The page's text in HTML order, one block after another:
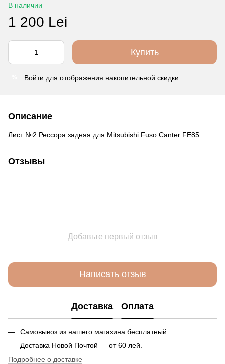
В наличии
1 200 Lei
Купить
Войти для отображения накопительной скидки
Описание
Лист №2 Рессора задняя для Mitsubishi Fuso Canter FE85
Отзывы
Добавьте первый отзыв
Написать отзыв
Доставка Оплата
Самовывоз из нашего магазина бесплатный.
Доставка Новой Почтой — от 60 лей.
Подробнее о доставке